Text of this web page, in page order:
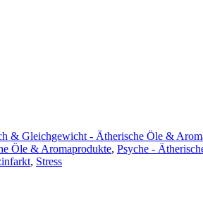
& Gleichgewicht - Ätherische Öle &
Öle & Aromaprodukte, Psyche -
, Stress